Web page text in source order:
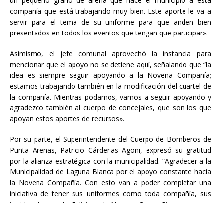
compañía que está trabajando muy bien. Este aporte le va a
servir para el tema de su uniforme para que anden bien
presentados en todos los eventos que tengan que participar».
Asimismo, el jefe comunal aprovechó la instancia para
mencionar que el apoyo no se detiene aquí, señalando que “la
idea es siempre seguir apoyando a la Novena Compañía;
estamos trabajando también en la modificación del cuartel de
la compañía. Mientras podamos, vamos a seguir apoyando y
agradezco también al cuerpo de concejales, que son los que
apoyan estos aportes de recursos».
Por su parte, el Superintendente del Cuerpo de Bomberos de
Punta Arenas, Patricio Cárdenas Agoni, expresó su gratitud
por la alianza estratégica con la municipalidad. “Agradecer a la
Municipalidad de Laguna Blanca por el apoyo constante hacia
la Novena Compañía. Con esto van a poder completar una
iniciativa de tener sus uniformes como toda compañía, sus